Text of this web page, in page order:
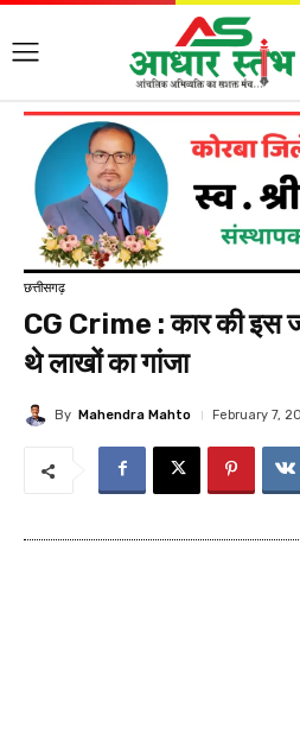
छत्तीसगढ़
CG Crime : कार की इस
थे लाखों का गांजा
By Mahendra Mahto February 7,